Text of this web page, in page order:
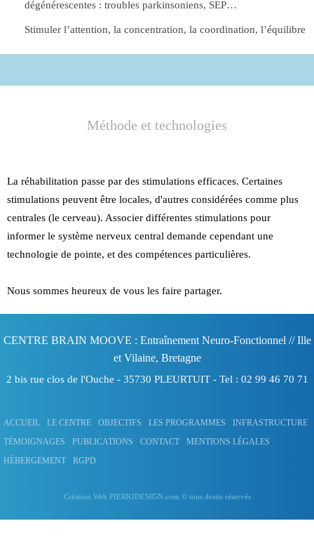
dégénérescentes : troubles parkinsoniens, SEP…
Stimuler l’attention, la concentration, la coordination, l’équilibre
Méthode et technologies
La réhabilitation passe par des stimulations efficaces. Certaines
stimulations peuvent être locales, d'autres considérées comme plus
centrales (le cerveau). Associer différentes stimulations pour
informer le système nerveux central demande cependant une
technologie de pointe, et des compétences particulières.
Nous sommes heureux de vous les faire partager.
CENTRE BRAIN MOOVE : Entraînement Neuro-Fonctionnel // Ille
et Vilaine, Bretagne
2 bis rue clos de l'Ouche - 35730 PLEURTUIT- Tel : 02 99 46 70 71
ACCUEIL LE CENTRE OBJECTIFS LES PROGRAMMES
INFRASTRUCTURE
TÉMOIGNAGES
PUBLICATIONS CONTACT
MENTIONS LÉGALES
HÉBERGEMENT
RGPD
Création Web PIERKIDESIGN.com © tous droits réservés